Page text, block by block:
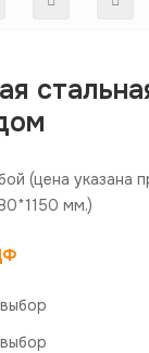
(цена указана
мм.)